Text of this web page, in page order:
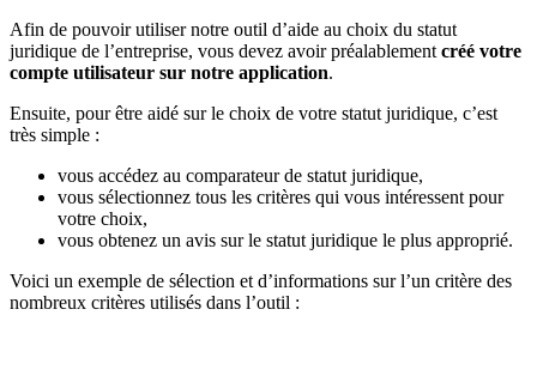
Afin de pouvoir utiliser notre outil d’aide au choix du statut
juridique de l’entreprise, vous devez avoir préalablement créé votre
compte utilisateur sur notre application.
Ensuite, pour être aidé sur le choix de votre statut juridique, c’est
très simple :
vous accédez au comparateur de statut juridique,
vous sélectionnez tous les critères qui vous intéressent pour
votre choix,
vous obtenez un avis sur le statut juridique le plus approprié.
Voici un exemple de sélection et d’informations sur l’un critère des
nombreux critères utilisés dans l’outil :